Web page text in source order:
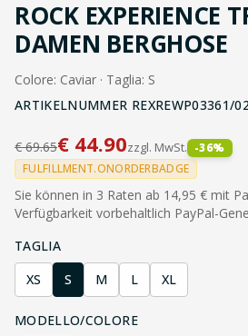
ROCK EXPERIENCE
DAMEN BERGHOSE
Colore: Caviar · Taglia: S
ARTIKELNUMMER REXREWP03361/
€69.65€ 44.90zzgl. MwSt. -36%
FULFILLMENT.ONORDERBADGE
Sie können in 3 Raten ab 14,95 € mit
Verfügbarkeit vorbehaltlich PayPal-
TAGLIA
XS
S M L XL
MODELLO/COLORE